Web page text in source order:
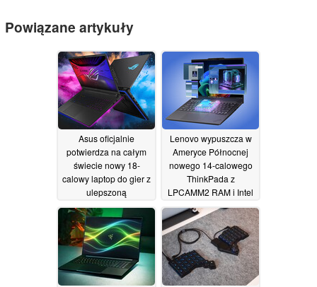
Powiązane artykuły
Asus oficjalnie
potwierdza na całym
świecie nowy 18-
calowy laptop do gier z
ulepszoną
wydajnością 320 W i
wyświetlaczem 4K Mini
LED16/05/2026
Lenovo wypuszcza w
Ameryce Północnej
nowego 14-calowego
ThinkPada z
LPCAMM2 RAM i Intel
Panther Lake15/05/2026